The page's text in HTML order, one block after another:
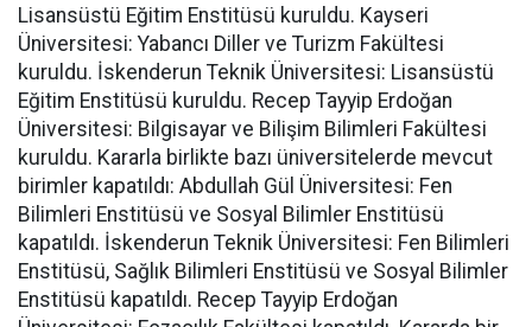
Lisansüstü Eğitim Enstitüsü kuruldu. Kayseri
Üniversitesi: Yabancı Diller ve Turizm Fakültesi
kuruldu. İskenderun Teknik Üniversitesi: Lisansüstü
Eğitim Enstitüsü kuruldu. Recep Tayyip Erdoğan
Üniversitesi: Bilgisayar ve Bilişim Bilimleri Fakültesi
kuruldu. Kararla birlikte bazı üniversitelerde mevcut
birimler kapatıldı: Abdullah Gül Üniversitesi: Fen
Bilimleri Enstitüsü ve Sosyal Bilimler Enstitüsü
kapatıldı. İskenderun Teknik Üniversitesi: Fen Bilimleri
Enstitüsü, Sağlık Bilimleri Enstitüsü ve Sosyal Bilimler
Enstitüsü kapatıldı. Recep Tayyip Erdoğan